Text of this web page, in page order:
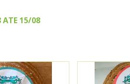
ATE 15/08